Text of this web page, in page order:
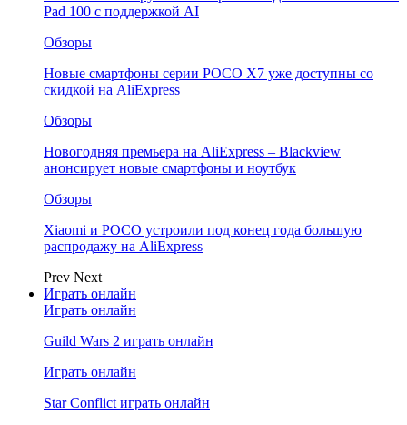
Pad 100 с поддержкой AI
Обзоры
Новые смартфоны серии POCO X7 уже доступны со
скидкой на AliExpress
Обзоры
Новогодняя премьера на AliExpress – Blackview
анонсирует новые смартфоны и ноутбук
Обзоры
Xiaomi и POCO устроили под конец года большую
распродажу на AliExpress
Prev Next
Играть онлайн
Играть онлайн
Guild Wars 2 играть онлайн
Играть онлайн
Star Conflict играть онлайн